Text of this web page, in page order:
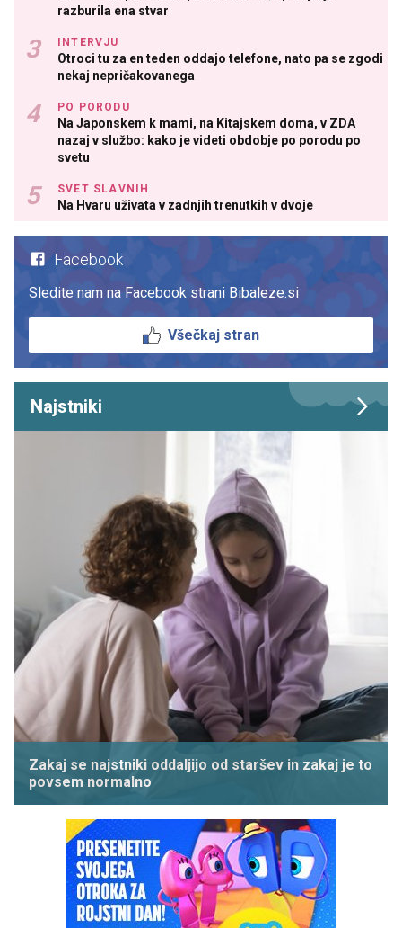
razburila ena stvar
INTERVJU
Otroci tu za en teden oddajo telefone, nato pa se zgodi
nekaj nepričakovanega
PO PORODU
Na Japonskem k mami, na Kitajskem doma, v ZDA
nazaj v službo: kako je videti obdobje po porodu po
svetu
SVET SLAVNIH
Na Hvaru uživata v zadnjih trenutkih v dvoje
Facebook
Sledite nam na Facebook strani Bibaleze.si
Všečkaj stran
Najstniki
Zakaj se najstniki oddaljijo od staršev in zakaj je to
povsem normalno